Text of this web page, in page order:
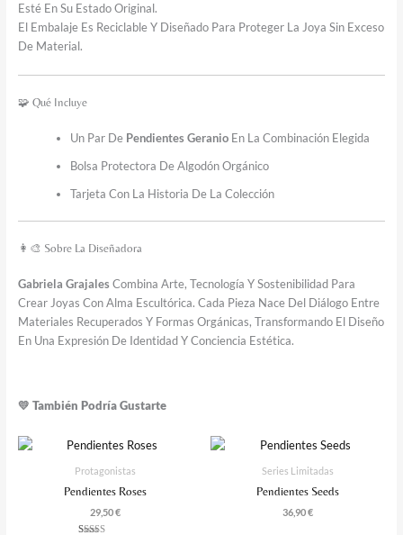
Esté En Su Estado Original.
El Embalaje Es Reciclable Y Diseñado Para Proteger La Joya Sin Exceso
De Material.
🧩 Qué Incluye
Un Par De Pendientes GeranioEn La Combinación Elegida
Bolsa Protectora De Algodón Orgánico
Tarjeta Con La Historia De La Colección
👩‍🎨 Sobre La Diseñadora
Gabriela Grajales Combina Arte, Tecnología Y Sostenibilidad Para
Crear Joyas Con Alma Escultórica. Cada Pieza Nace Del Diálogo Entre
Materiales Recuperados Y Formas Orgánicas, Transformando El Diseño
En Una Expresión De Identidad Y Conciencia Estética.
💛 También Podría Gustarte
Protagonistas
Pendientes Roses
29,50€
Series Limitadas
Pendientes Seeds
36,90€